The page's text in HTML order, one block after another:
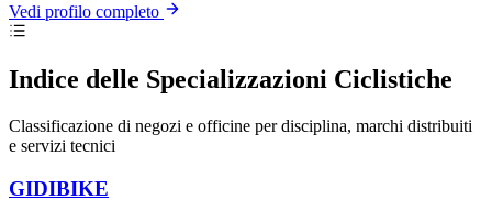
Vedi profilo completo
Indice delle Specializzazioni Ciclistiche
Classificazione di negozi e officine per disciplina, marchi distribuiti
e servizi tecnici
GIDIBIKE